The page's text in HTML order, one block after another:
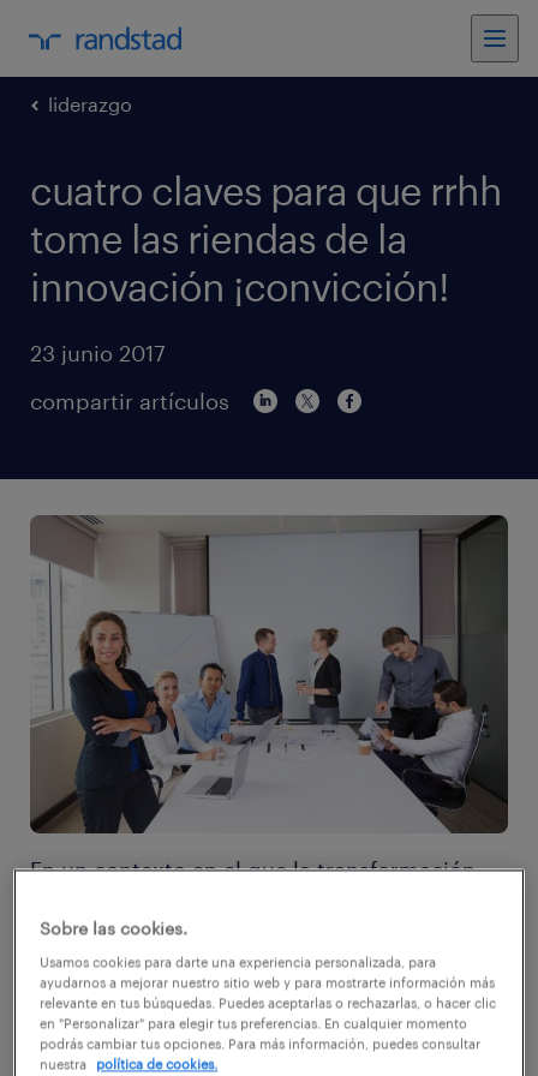
liderazgo
cuatro claves para que rrhh
tome las riendas de la
innovación ¡convicción!
23 junio 2017
compartir artículos
En un contexto en el que la transformación
economía y en las organizaciones, la
innovación se consolida como una necesidad
para lograr ventajas competitivas. Sabemos
reconocerla, la vemos en Tesla, Airbnb, Apple,
Sobre las cookies.
Usamos cookies para darte una experiencia personalizada, para
ayudarnos a mejorar nuestro sitio web y para mostrarte información más
relevante en tus búsquedas. Puedes aceptarlas o rechazarlas, o hacer clic
en "Personalizar" para elegir tus preferencias. En cualquier momento
podrás cambiar tus opciones. Para más información, puedes consultar
nuestra
política de cookies.